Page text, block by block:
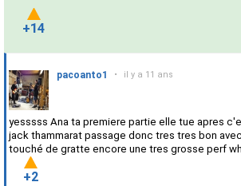
+14
pacoanto1 • il y a 11 ans
yesssss Ana ta premiere partie elle tue apres
jack thammarat passage donc tres tres bon
touché de gratte encore une tres grosse perf
+2